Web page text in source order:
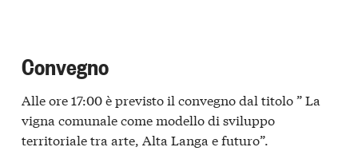
Convegno
Alle ore 17:00 è previsto il convegno dal titolo ” La
vigna comunale come modello di sviluppo
territoriale tra arte, Alta Langa e futuro”.